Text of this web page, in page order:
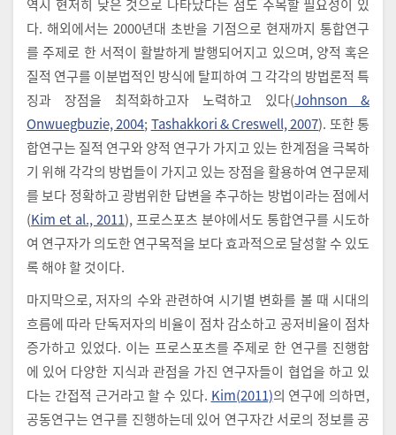
역시 현저히 낮은 것으로 나타났다는 점도 주목할 필요성이 있
다. 해외에서는 2000년대 초반을 기점으로 현재까지 통합연구
를 주제로 한 서적이 활발하게 발행되어지고 있으며, 양적 혹은
질적 연구를 이분법적인 방식에 탈피하여 그 각각의 방법론적 특
징과 장점을 최적화하고자 노력하고 있다(Johnson &
Onwuegbuzie, 2004;Tashakkori & Creswell, 2007). 또한 통
합연구는 질적 연구와 양적 연구가 가지고 있는 한계점을 극복하
기 위해 각각의 방법들이 가지고 있는 장점을 활용하여 연구문제
를 보다 정확하고 광범위한 답변을 추구하는 방법이라는 점에서
(Kim et al., 2011), 프로스포츠 분야에서도 통합연구를 시도하
여 연구자가 의도한 연구목적을 보다 효과적으로 달성할 수 있도
록 해야 할 것이다.
마지막으로, 저자의 수와 관련하여 시기별 변화를 볼 때 시대의
흐름에 따라 단독저자의 비율이 점차 감소하고 공저비율이 점차
증가하고 있었다. 이는 프로스포츠를 주제로 한 연구를 진행함
에 있어 다양한 지식과 관점을 가진 연구자들이 협업을 하고 있
다는 간접적 근거라고 할 수 있다. Kim(2011)의 연구에 의하면,
공동연구는 연구를 진행하는데 있어 연구자간 서로의 정보를 공